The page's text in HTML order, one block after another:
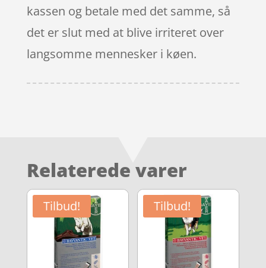
kassen og betale med det samme, så
det er slut med at blive irriteret over
langsomme mennesker i køen.
Relaterede varer
Tilbud! Tilbud!